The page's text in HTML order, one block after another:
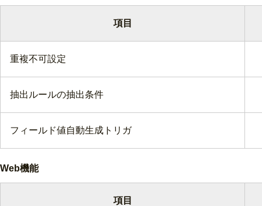
項目
重複不可設定
抽出ルールの抽出条件
フィールド値自動生成トリガ
Web機能
項目